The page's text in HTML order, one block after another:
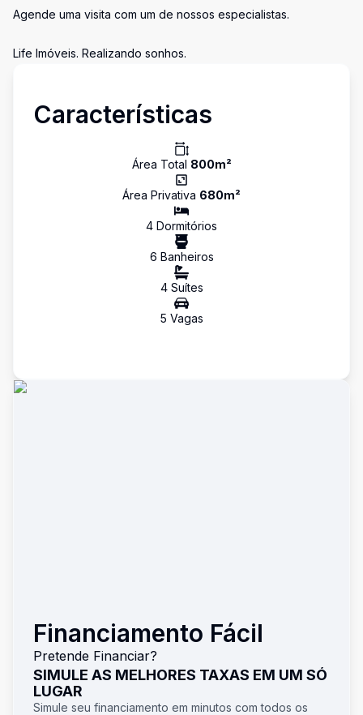
Agende uma visita com um de nossos especialistas.
Life Imóveis. Realizando sonhos.
Características
Área Total 800m²
Área Privativa 680m²
4 Dormitórios
6 Banheiros
4Suítes
5 Vagas
Financiamento Fácil
Pretende Financiar?
SIMULE AS MELHORES TAXAS EM UM SÓ
LUGAR
Simule seu financiamento em minutos com todos os